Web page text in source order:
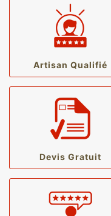
Artisan Qualifié
Devis Gratuit